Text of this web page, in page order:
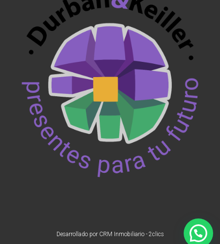
Desarrollado por CRM Inmobiliario - 2clics